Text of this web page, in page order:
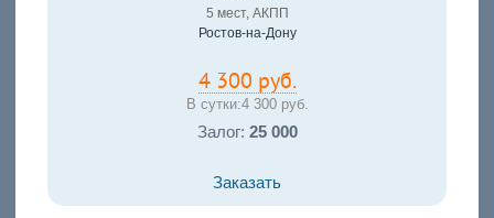
5 мест, АКПП
Ростов-на-Дону
4 300 руб.
В сутки:4 300 руб.
Залог: 25 000
Заказать